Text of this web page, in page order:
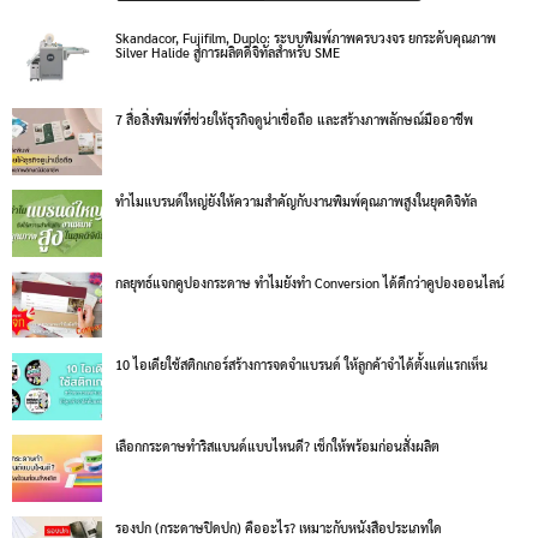
Skandacor, Fujifilm, Duplo: ระบบพิมพ์ภาพครบวงจร ยกระดับคุณภาพ
Silver Halide สู่การผลิตดิจิทัลสำหรับ SME
7 สื่อสิ่งพิมพ์ที่ช่วยให้ธุรกิจดูน่าเชื่อถือ และสร้างภาพลักษณ์มืออาชีพ
ทำไมแบรนด์ใหญ่ยังให้ความสำคัญกับงานพิมพ์คุณภาพสูงในยุคดิจิทัล
กลยุทธ์แจกคูปองกระดาษ ทำไมยังทำ Conversion ได้ดีกว่าคูปองออนไลน์
10 ไอเดียใช้สติกเกอร์สร้างการจดจำแบรนด์ ให้ลูกค้าจำได้ตั้งแต่แรกเห็น
เลือกกระดาษทำริสแบนด์แบบไหนดี? เช็กให้พร้อมก่อนสั่งผลิต
รองปก (กระดาษปิดปก) คืออะไร? เหมาะกับหนังสือประเภทใด